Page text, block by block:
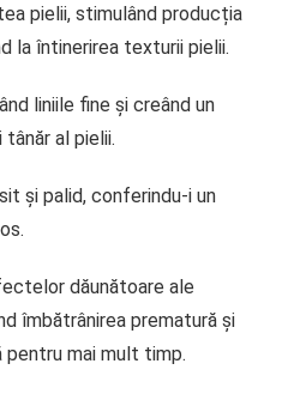
pielii, stimulând producția
la întinerirea texturii pielii.
liniile fine și creând un
al pielii.
și palid, conferindu-i un
dăunătoare ale
îmbătrânirea prematură și
pentru mai mult timp.